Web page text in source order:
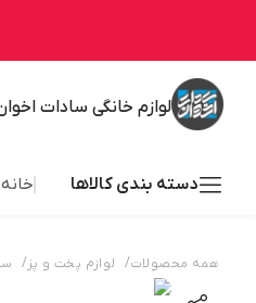
لوازم خانگی سادات
دسته بندی کالاها
همه محصولات/ لوازم پخت و پز/